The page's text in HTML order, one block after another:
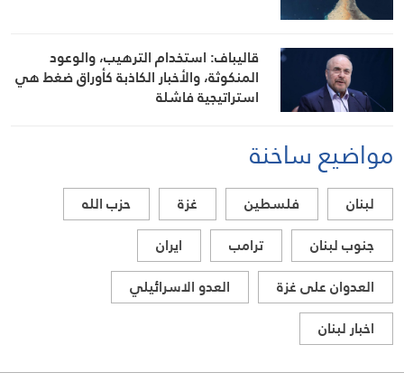
قاليباف: استخدام الترهيب، والوعود
المنكوثة، والأخبار الكاذبة كأوراق ضغط هي
استراتيجية فاشلة
مواضيع ساخنة
لبنان فلسطين غزة
حزب الله
جنوب لبنان
ترامب
ايران
العدوان على غزة
العدو الاسرائيلي
اخبار لبنان